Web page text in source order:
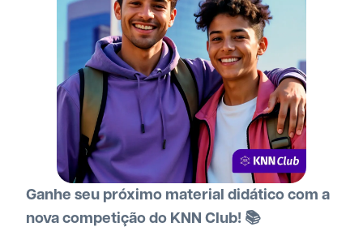
Ganhe seu próximo material didático com a
nova competição do KNN Club! 📚